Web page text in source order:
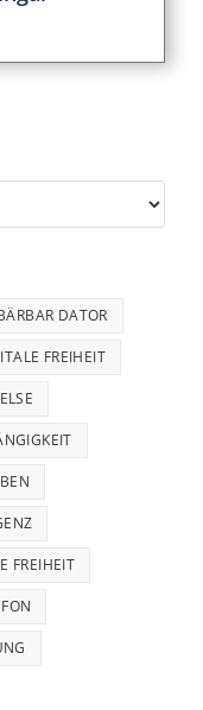
DATOR
FREIHEIT
FREIHEIT